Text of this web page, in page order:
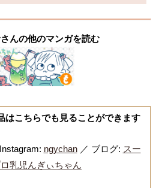
んの他のマンガを読む
はこちらでも見ることができます
ngychan／ ブログ: スー
乳児んぎぃちゃん